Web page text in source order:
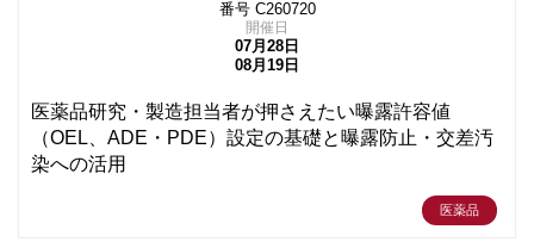
番号 C260720
開催日
07月28日
08月19日
医薬品研究・製造担当者が押さえたい曝露許容値
（OEL、ADE・PDE）設定の基礎と曝露防止・交差汚
染への活用
医薬品